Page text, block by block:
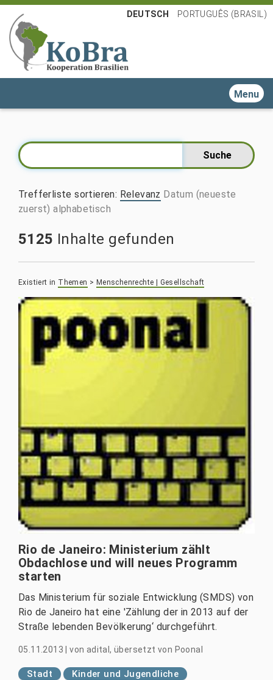
DEUTSCH PORTUGUÊS (BRASIL)
Toggle
Trefferliste sortieren: Relevanz Datum (neueste
zuerst) alphabetisch
5125 Inhalte gefunden
Existiert in Themen > Menschenrechte | Gesellschaft
Rio de Janeiro: Ministerium zählt
Obdachlose und will neues Programm
starten
Das Ministerium für soziale Entwicklung (SMDS) von
Rio de Janeiro hat eine 'Zählung der in 2013 auf der
Straße lebenden Bevölkerung‘ durchgeführt.
05.11.2013 |von adital, übersetzt von Poonal
Stadt
Kinder und Jugendliche